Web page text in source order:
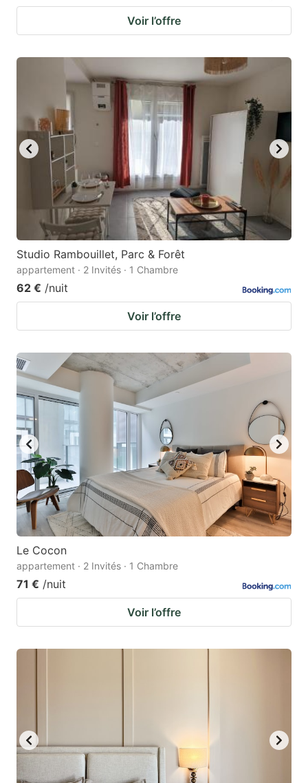
Voir l’offre
Studio Rambouillet, Parc & Forêt
appartement · 2 Invités · 1 Chambre
62 € /nuit
Voir l’offre
Le Cocon
appartement · 2 Invités · 1 Chambre
71 € /nuit
Voir l’offre